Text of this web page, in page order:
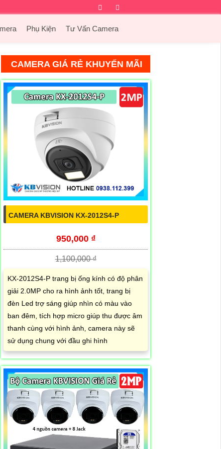
Facebook
Phụ Kiện Tư Vấn Camera
CAMERA GIÁ RẺ KHUYẾN MÃI
CAMERA KBVISION KX-2012S4-P
950,000 ₫
1,100,000 ₫
KX-2012S4-P trang bị ống kính có độ phân
giải 2.0MP cho ra hình ảnh tốt, trang bị
đèn Led trợ sáng giúp nhìn có màu vào
ban đêm, tích hợp micro giúp thu được âm
thanh cùng với hình ảnh, camera này sẽ
sử dụng chung với đầu ghi hình